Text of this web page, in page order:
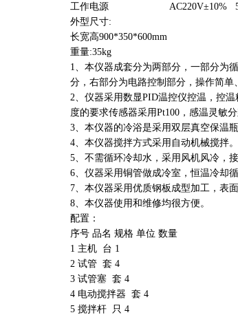
工作电源 AC220V±10%
外型尺寸:
长宽高900*350*600mm
重量:35kg
1、本仪器成套分为两部分，一部分为
分，右部分为电路控制部分，操作简单
2、仪器采用数显PID温控仪控温，控
度的要求传感器采用Pt100，感温灵敏
3、本仪器的冷浴是采用双层真空保温
4、本仪器搅拌方式采用自动机械搅拌。
5、不需循环冷却水，采用风机风冷，
6、仪器采用铜管做成冷室，恒温冷却
7、本仪器采用优质钢板成型加工，表
8、本仪器使用和维修均很方便。
配置：
序号 品名 规格 单位 数量
1 主机 台 1
2 试管 套 4
3 试管塞 套 4
4 电动搅拌器 套 4
5 搅拌杆 只 4